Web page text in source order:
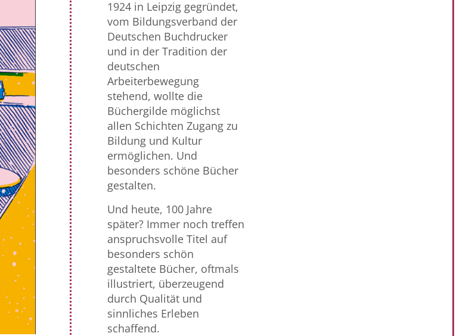
1924 in Leipzig gegründet,
vom Bildungsverband der
Deutschen Buchdrucker
und in der Tradition der
deutschen
Arbeiterbewegung
stehend, wollte die
Büchergilde möglichst
allen Schichten Zugang zu
Bildung und Kultur
ermöglichen. Und
besonders schöne Bücher
gestalten.
Und heute, 100 Jahre
später? Immer noch treffen
anspruchsvolle Titel auf
besonders schön
gestaltete Bücher, oftmals
illustriert, überzeugend
durch Qualität und
sinnliches Erleben
schaffend.